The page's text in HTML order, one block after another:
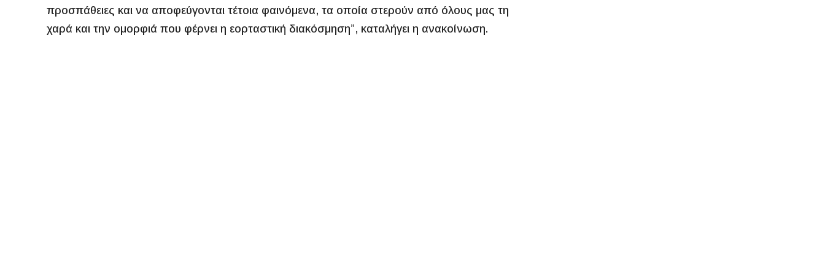
προσπάθειες και να αποφεύγονται τέτοια φαινόμενα, τα οποία στερούν από όλους μας τη
χαρά και την ομορφιά που φέρνει η εορταστική διακόσμηση”, καταλήγει η ανακοίνωση.